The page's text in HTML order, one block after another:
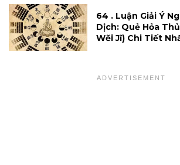
64 . Luận Giải Ý
Dịch: Quẻ Hỏa
Wẽi Jĩ) Chi Tiết